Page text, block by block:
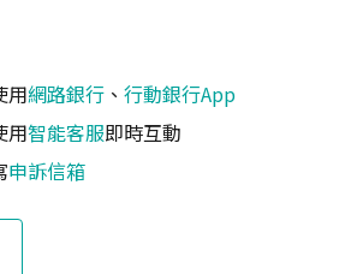
用網路銀行 、 行動銀行App
用智能客服即時互動
申訴信箱